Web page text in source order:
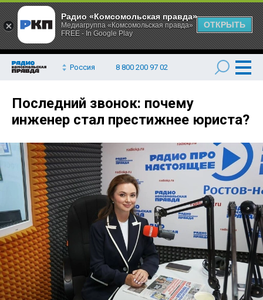
Россия 8 800 200 97 02
Последний звонок: почему
инженер стал престижнее юриста?
Радио «Комсомольская правда»
Медиагруппа «Комсомольская правда»
FREE - In Google Play
ОТКРЫТЬ